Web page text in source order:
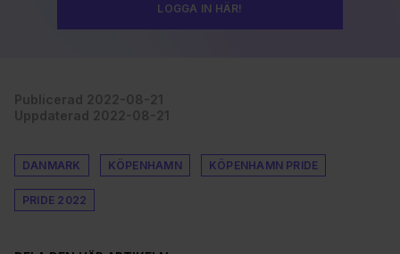
LOGGA IN HÄR!
Publicerad 2022-08-21
Uppdaterad 2022-08-21
DANMARK KÖPENHAMN KÖPENHAMN PRIDE
PRIDE 2022